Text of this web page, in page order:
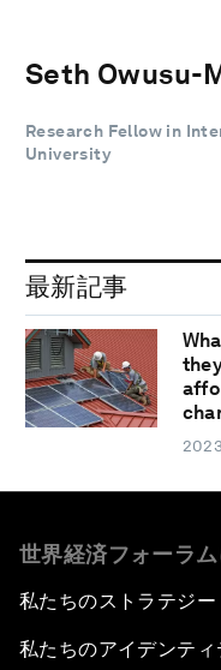
Seth Owusu-
Research Fellow in
University
最新記事
世界経済フォーラ
私たちのストラテジー
私たちのアイデンティ